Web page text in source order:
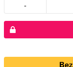
-